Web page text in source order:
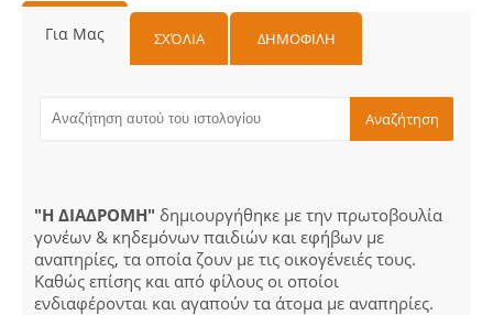
Για Μας ΣΧΌΛΙΑ ΔΗΜΟΦΙΛΗ
"Η ΔΙΑΔΡΟΜΗ" δημιουργήθηκε με την πρωτοβουλία
γονέων & κηδεμόνων παιδιών και εφήβων με
αναπηρίες, τα οποία ζουν με τις οικογένειές τους.
Καθώς επίσης και από φίλους οι οποίοι
ενδιαφέρονται και αγαπούν τα άτομα με αναπηρίες.